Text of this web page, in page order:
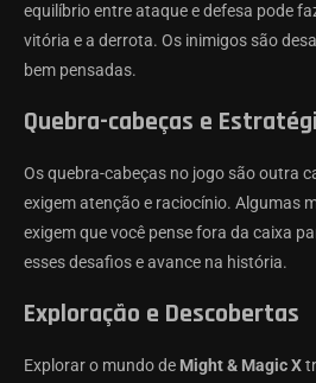
equilíbrio entre ataque e defesa pode
vitória e a derrota. Os inimigos são
bem pensadas.
Quebra-cabeças e
Os quebra-cabeças no jogo são outra
exigem atenção e raciocínio. Algumas
exigem que você pense fora da caixa
esses desafios e avance na história.
Exploração e Descobertas
Explorar o mundo de Might & Magic X